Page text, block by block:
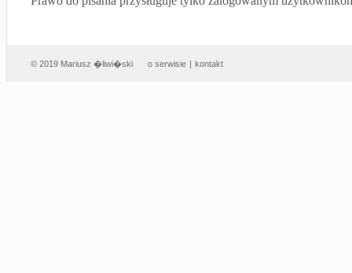
© 2019 Mariusz �liwi�ski o serwisie | kontakt